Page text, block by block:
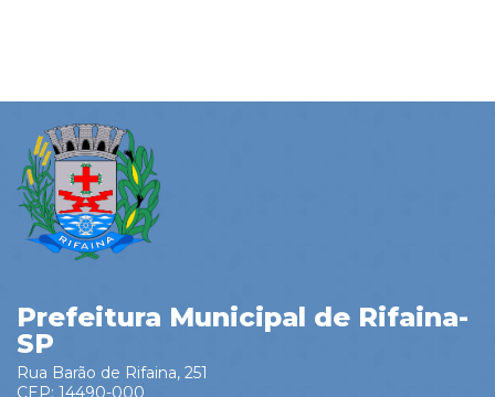
Prefeitura Municipal de Rifaina-
SP
Rua Barão de Rifaina, 251
CEP: 14490-000